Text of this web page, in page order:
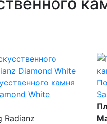
камня
White
Radianz